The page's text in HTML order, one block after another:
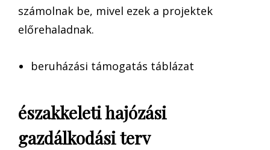
számolnak be, mivel ezek a projektek
előrehaladnak.
beruházási támogatás táblázat
északkeleti hajózási
gazdálkodási terv